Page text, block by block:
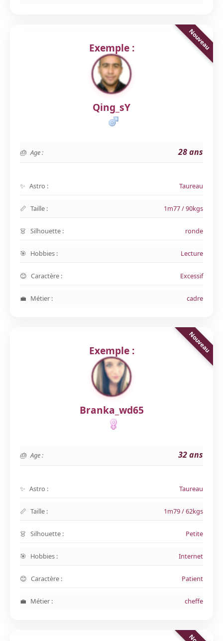
Exemple :
Qing_sY
Age : 28 ans
Astro : Taureau
Taille : 1m77 / 90kgs
Silhouette : ronde
Hobbies : Lecture
Caractère : Excessif
Métier : cadre
Exemple :
Branka_wd65
Age : 32 ans
Astro : Taureau
Taille : 1m79 / 62kgs
Silhouette : Petite
Hobbies : Internet
Caractère : Patient
Métier : cheffe